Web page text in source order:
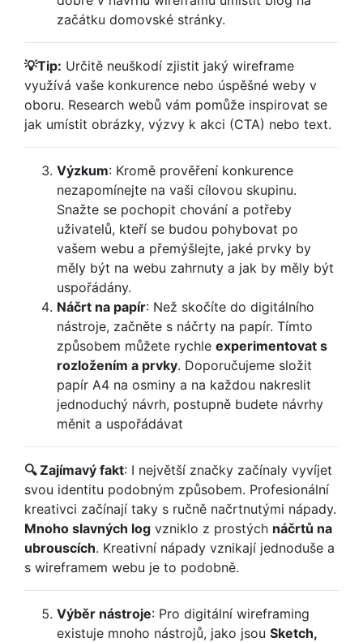
začátku domovské stránky.
💡Tip: Určitě neuškodí zjistit jaký wireframe
využívá vaše konkurence nebo úspěšné weby v
oboru. Research webů vám pomůže inspirovat se
jak umístit obrázky, výzvy k akci (CTA) nebo text.
Výzkum: Kromě prověření konkurence
nezapomínejte na vaši cílovou skupinu.
Snažte se pochopit chování a potřeby
uživatelů, kteří se budou pohybovat po
vašem webu a přemýšlejte, jaké prvky by
měly být na webu zahrnuty a jak by měly být
uspořádány.
Náčrt na papír: Než skočíte do digitálního
nástroje, začněte s náčrty na papír. Tímto
způsobem můžete rychle experimentovat s
rozložením a prvky. Doporučujeme složit
papír A4 na osminy a na každou nakreslit
jednoduchý návrh, postupně budete návrhy
měnit a uspořádávat
🔍 Zajímavý fakt: I největší značky začínaly vyvíjet
svou identitu podobným způsobem. Profesionální
kreativci začínají taky s ručně načrtnutými nápady.
Mnoho slavných log vzniklo z prostých náčrtů na
ubrouscích. Kreativní nápady vznikají jednoduše a
s wireframem webu je to podobně.
Výběr nástroje: Pro digitální wireframing
existuje mnoho nástrojů, jako jsou Sketch,